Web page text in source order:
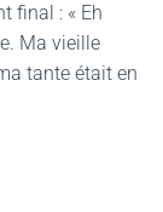
final : « Eh
Ma vieille
tante était en